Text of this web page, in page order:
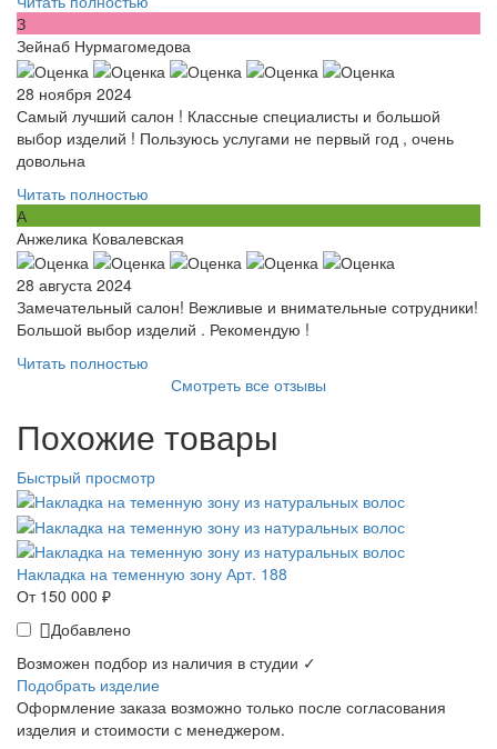
З
Зейнаб Нурмагомедова
28 ноября 2024
Самый лучший салон ! Классные специалисты и большой
выбор изделий ! Пользуюсь услугами не первый год , очень
довольна
Читать полностью
А
Анжелика Ковалевская
28 августа 2024
Замечательный салон! Вежливые и внимательные сотрудники!
Большой выбор изделий . Рекомендую !
Читать полностью
Смотреть все отзывы
Похожие товары
Быстрый просмотр
Накладка на теменную зону Арт. 188
От 150 000 ₽
Добавлено
Возможен подбор из наличия в студии ✓
Подобрать изделие
Оформление заказа возможно только после согласования
изделия и стоимости с менеджером.